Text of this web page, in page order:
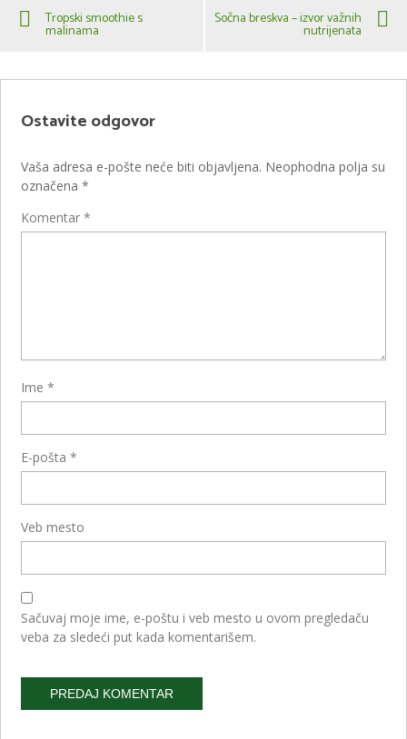
Tropski smoothie s
malinama
Sočna breskva – izvor važnih
nutrijenata
Ostavite odgovor
Vaša adresa e-pošte neće biti objavljena. Neophodna polja su
označena*
Komentar*
Ime*
E-pošta*
Veb mesto
Sačuvaj moje ime, e-poštu i veb mesto u ovom pregledaču
veba za sledeći put kada komentarišem.